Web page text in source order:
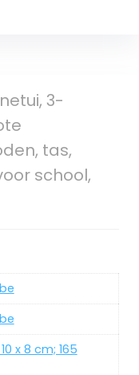
3-
tas,
school,
x 8 cm; 165